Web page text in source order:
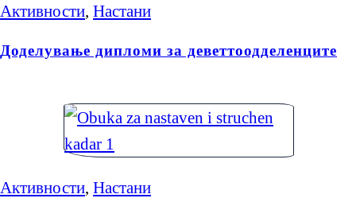
Активности, Настани
Доделување дипломи за деветтоодделенците
Активности, Настани